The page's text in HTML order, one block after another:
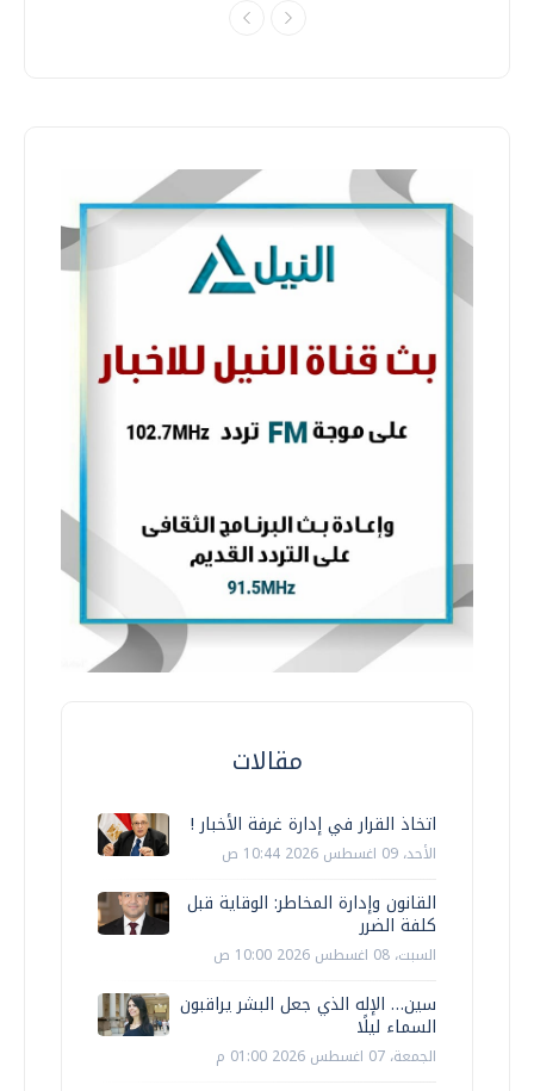
مقالات
اتخاذ القرار في إدارة غرفة الأخبار !
الأحد، 09 اغسطس 2026 10:44 ص
القانون وإدارة المخاطر: الوقاية قبل
كلفة الضرر
السبت، 08 اغسطس 2026 10:00 ص
سين… الإله الذي جعل البشر يراقبون
السماء ليلًا
الجمعة، 07 اغسطس 2026 01:00 م